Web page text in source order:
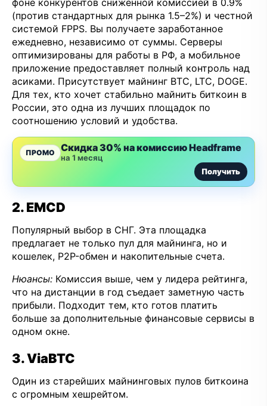
фоне конкурентов сниженной комиссией в 0.9%
(против стандартных для рынка 1.5–2%) и честной
системой FPPS. Вы получаете заработанное
ежедневно, независимо от суммы. Серверы
оптимизированы для работы в РФ, а мобильное
приложение предоставляет полный контроль над
асиками. Присутствует майнинг BTC, LTC, DOGE.
Для тех, кто хочет стабильно майнить биткоин в
России, это одна из лучших площадок по
соотношению условий и удобства.
ПРОМО Скидка 30% на комиссию Headframe
на 1 месяц
Получить
2. EMCD
Популярный выбор в СНГ. Эта площадка
предлагает не только пул для майнинга, но и
кошелек, P2P-обмен и накопительные счета.
Нюансы: Комиссия выше, чем у лидера рейтинга,
что на дистанции в год съедает заметную часть
прибыли. Подходит тем, кто готов платить
больше за дополнительные финансовые сервисы в
одном окне.
3. ViaBTC
Один из старейших майнинговых пулов биткоина
с огромным хешрейтом.